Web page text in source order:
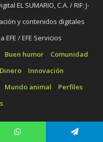
EL SUMARIO, C.A. / RIF: J-
y contenidos digitales
/ EFE Servicios
Buen humor
Comunidad
Dinero
Innovación
Mundo animal
Perfiles